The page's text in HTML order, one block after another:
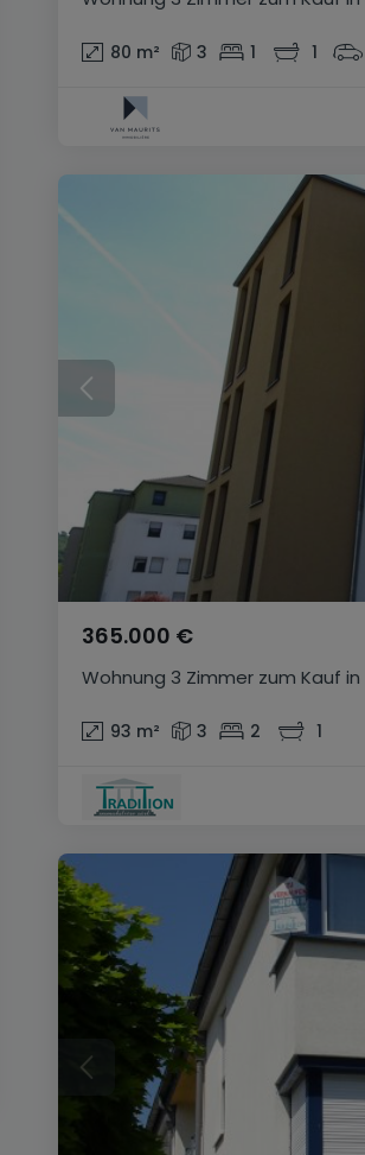
80 m² 3 1 1
Wohnung 3 Zimmer zum Kauf in
365.000 €
93 m² 3 2 1